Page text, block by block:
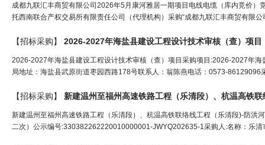
成都九联汇丰商贸有限公司2026年5月康河雅居一期项目电线电缆（库内竞价
托西南联合产权交易所有限责任公司（代理机构）采购“成都九联汇丰商贸有限公
【招标采购】 2026-2027年海盐县建设工程设计技术审核（查）项目
2026-2027年海盐县建设工程设计技术审核（查）项目采购项目:2026-2027年
局地址：海盐县武原街道枣园西路178号联系人：翁陈燕电话：0573-86129096
【招标采购】 新建温州至福州高速铁路工程（乐清段）、杭温高铁
新建温州至福州高速铁路工程（乐清段）、杭温高铁联络线工程（乐清段)-防
二次）公示编号:330382262220010000001-JWYQ202635-1采购人:名称：乐清